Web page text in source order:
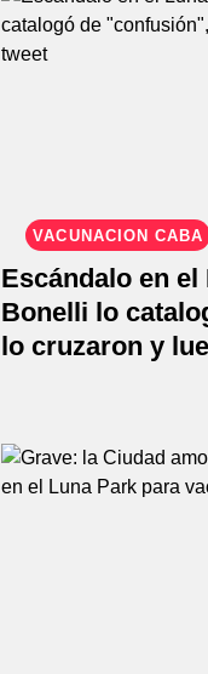
VACUNACIÓN CABA
Escándalo en
Bonelli lo
lo cruzaron y